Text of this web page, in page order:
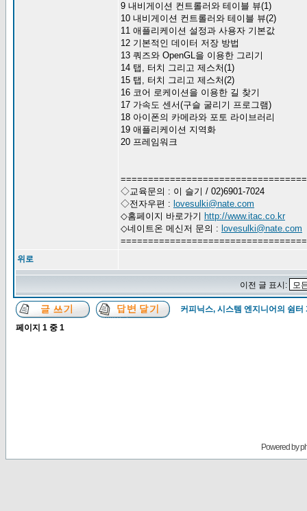
9 내비게이션 컨트롤러와 테이블 뷰(1)
10 내비게이션 컨트롤러와 테이블 뷰(2)
11 애플리케이션 설정과 사용자 기본값
12 기본적인 데이터 저장 방법
13 쿼즈와 OpenGL을 이용한 그리기
14 탭, 터치 그리고 제스처(1)
15 탭, 터치 그리고 제스처(2)
16 코어 로케이션을 이용한 길 찾기
17 가속도 센서(구슬 굴리기 프로그램)
18 아이폰의 카메라와 포토 라이브러리
19 애플리케이션 지역화
20 프레임워크
◇교육문의 : 이 슬기 / 02)6901-7024
◇전자우편 : lovesulki@nate.com
◇홈페이지 바로가기 http://www.itac.co.kr
◇네이트온 메신저 문의 : lovesulki@nate.com
위로
이전 글 표시:
커피닉스, 시스템 엔지니어의 쉼터
페이지 1 중 1
Powered by